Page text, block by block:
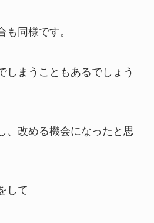
も同様です。
しまうこともあるでしょう
、改める機会になったと思
して